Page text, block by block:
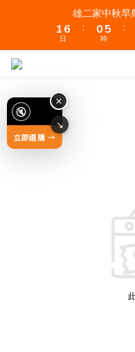
雄二家中秋
1
0
6
5
1
0
日
:
1
0
6
5
4
時
: